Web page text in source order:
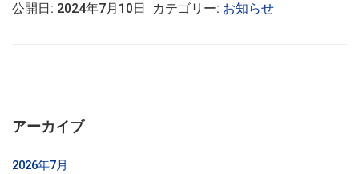
公開日: 2024年7月10日 カテゴリー: お知らせ
アーカイブ
2026年7月